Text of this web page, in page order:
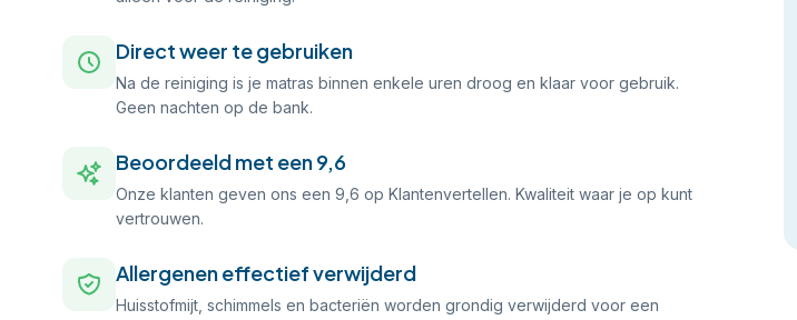
Direct weer te gebruiken
Na de reiniging is je matras binnen enkele uren droog en klaar voor gebruik.
Geen nachten op de bank.
Beoordeeld met een 9,6
Onze klanten geven ons een 9,6 op Klantenvertellen. Kwaliteit waar je op kunt
vertrouwen.
Allergenen effectief verwijderd
Huisstofmijt, schimmels en bacteriën worden grondig verwijderd voor een